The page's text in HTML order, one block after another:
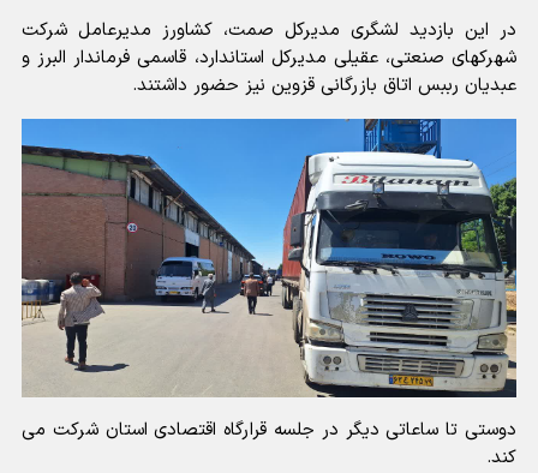
در این بازدید لشگری مدیرکل صمت، کشاورز مدیرعامل شرکت
شهرکهای صنعتی، عقیلی مدیرکل استاندارد، قاسمی فرماندار البرز و
عبدیان رببس اتاق بازرگانی قزوین نیز حضور داشتند.
دوستی تا ساعاتی دیگر در جلسه قرارگاه اقتصادی استان شرکت می
کند.